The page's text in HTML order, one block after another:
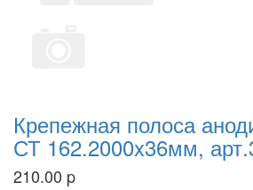
Крепежная полоса
СТ 162.2000x36мм,
210.00 p